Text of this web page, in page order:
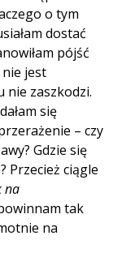
o tym
dostać
pójść
jest
nie zaszkodzi.
się
– czy
Gdzie się
Przecież ciągle
na
tak
na